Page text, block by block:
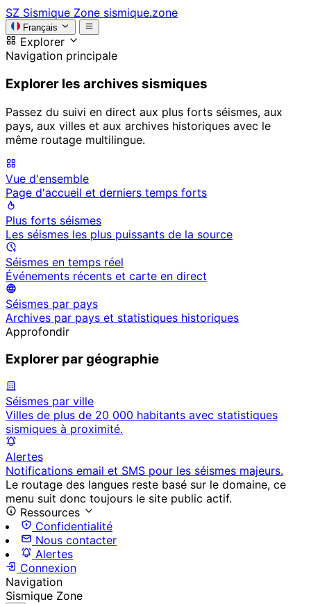
SZ Sismique Zone sismique.zone
Français
Explorer
Navigation principale
Explorer les archives sismiques
Passez du suivi en direct aux plus forts séismes, aux
pays, aux villes et aux archives historiques avec le
même routage multilingue.
Vue d'ensemble
Page d'accueil et derniers temps forts
Plus forts séismes
Les séismes les plus puissants de la source
Séismes en temps réel
Événements récents et carte en direct
Séismes par pays
Archives par pays et statistiques historiques
Approfondir
Explorer par géographie
Séismes par ville
Villes de plus de 20 000 habitants avec statistiques
sismiques à proximité.
Alertes
Notifications email et SMS pour les séismes majeurs.
Le routage des langues reste basé sur le domaine, ce
menu suit donc toujours le site public actif.
Ressources
Confidentialité
Nous contacter
Alertes
Connexion
Navigation
Sismique Zone